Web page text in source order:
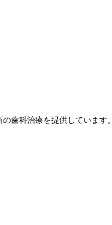
歯科治療を提供しています。